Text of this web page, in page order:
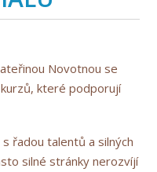
Novotnou se
které podporují
řadou talentů a silných
silné stránky nerozvíjí